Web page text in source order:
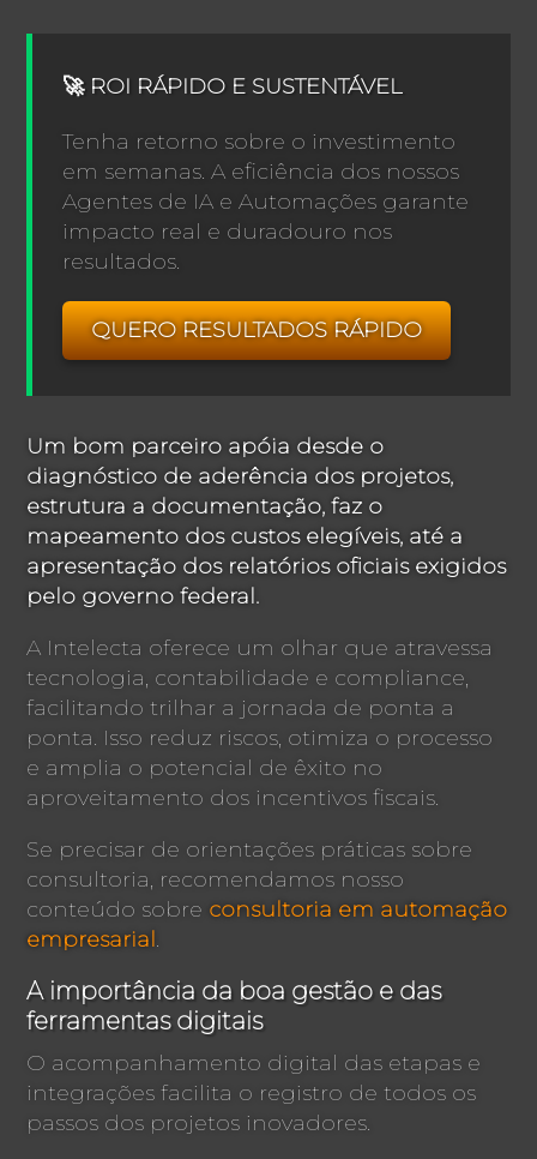
🚀 ROI RÁPIDO E SUSTENTÁVEL
Tenha retorno sobre o investimento
em semanas. A eficiência dos nossos
Agentes de IA e Automações garante
impacto real e duradouro nos
resultados.
QUERO RESULTADOS RÁPIDO
Um bom parceiro apóia desde o
diagnóstico de aderência dos projetos,
estrutura a documentação, faz o
mapeamento dos custos elegíveis, até a
apresentação dos relatórios oficiais exigidos
pelo governo federal.
A Intelecta oferece um olhar que atravessa
tecnologia, contabilidade e compliance,
facilitando trilhar a jornada de ponta a
ponta. Isso reduz riscos, otimiza o processo
e amplia o potencial de êxito no
aproveitamento dos incentivos fiscais.
Se precisar de orientações práticas sobre
consultoria, recomendamos nosso
conteúdo sobre consultoria em automação
empresarial.
A importância da boa gestão e das
ferramentas digitais
O acompanhamento digital das etapas e
integrações facilita o registro de todos os
passos dos projetos inovadores.